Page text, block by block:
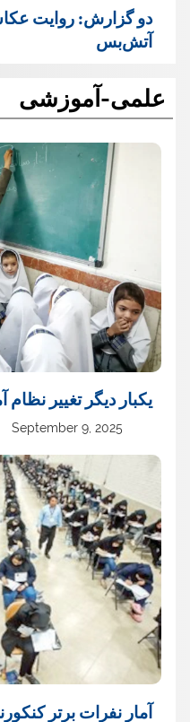
دو گزارش: روایت
آتش‌بس
علمی-آموزشی
یک‏بار دیگر تغییر
September 9, 2025
آمار نفرات برتر